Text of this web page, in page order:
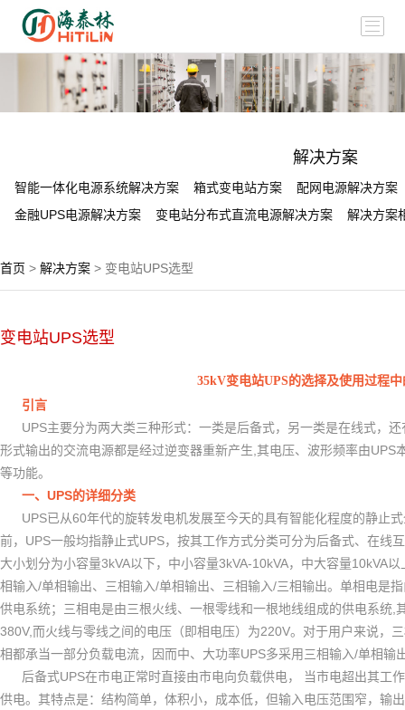
解决方案
智能一体化电源系统解决方案 箱式变电站方案 配网电源解决方案
金融UPS电源解决方案 变电站分布式直流电源解决方案 解决方案
首页 > 解决方案 > 变电站UPS选型
变电站UPS选型
35kV变电站UPS的选择及使用过程
引言
UPS主要分为两大类三种形式：一类是后备式，另一类是在线式，
形式输出的交流电源都是经过逆变器重新产生 其电压、波形频率由UPS
等功能。
一、 UPS的详细分类
UPS已从60年代的旋转发电机发展至今天的具有智能化程度的静止
前， UPS一般均指静止式UPS，按其工作方式分类可分为后备式、在线
大小划分为小容量3kVA以下，中小容量3kVA-10kVA，中大容量10kVA以
相输入/单相输出、三相输入/单相输出、三相输入/三相输出。单相电是
供电系统；三相电是由三根火线、一根零线和一根地线组成的供电系统
380V, 而火线与零线之间的电压（即相电压）为220V。对于用户来说，
相都承当一部分负载电流，因而中、大功率UPS多采用三相输入/单相输
后备式UPS在市电正常时直接由市电向负载供电，
当市电超出其工
供电。其特点是：结构简单，体积小，成本低，但输入电压范围窄，输